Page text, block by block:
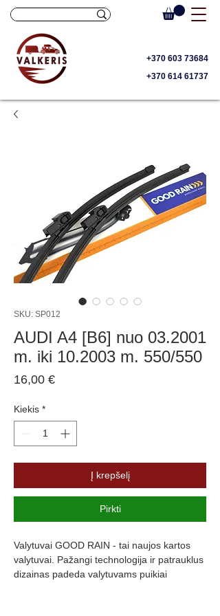
+370 603 73684
+370 614 61737
SKU: SP012
AUDI A4 [B6] nuo 03.2001
m. iki 10.2003 m. 550/550
16,00 €Price
Kiekis *
Į krepšelį
Pirkti
Valytuvai GOOD RAIN - tai naujos kartos
valytuvai. Pažangi technologija ir patrauklus
dizainas padeda valytuvams puikiai